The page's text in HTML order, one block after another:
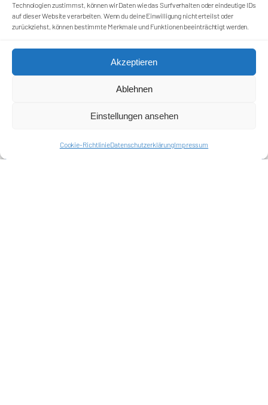
Technologien zustimmst, können wir Daten wie das Surfverhalten oder eindeutige IDs
auf dieser Website verarbeiten. Wenn du deine Einwilligung nicht erteilst oder
zurückziehst, können bestimmte Merkmale und Funktionen beeinträchtigt werden.
Akzeptieren
Ablehnen
Einstellungen ansehen
Cookie-RichtlinieDatenschutzerklärungImpressum